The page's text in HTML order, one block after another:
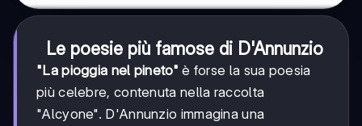
Le poesie più famose di D'Annunzio
"La pioggia nel pineto" è forse la sua poesia
più celebre, contenuta nella raccolta
"Alcyone". D'Annunzio immagina una